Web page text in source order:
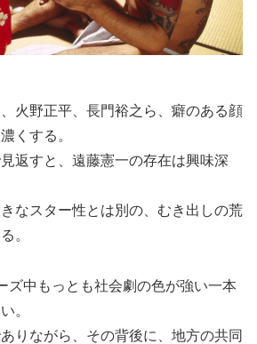
火野正平、長門裕之ら、癖のある顔
くする。
返すと、遠藤憲一の存在は興味深
なスター性とは別の、むき出しの荒
。
ズ中もっとも社会劇の色が強い一本
。
りながら、その背後に、地方の共同